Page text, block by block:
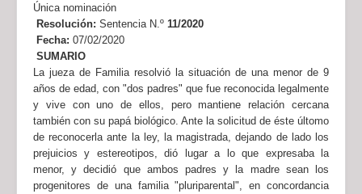
Única nominación
Resolución: Sentencia N.º 11/2020
Fecha: 07/02/2020
SUMARIO
La jueza de Familia resolvió la situación de una menor de 9
años de edad, con "dos padres" que fue reconocida legalmente
y vive con uno de ellos, pero mantiene relación cercana
también con su papá biológico. Ante la solicitud de éste últomo
de reconocerla ante la ley, la magistrada, dejando de lado los
prejuicios y estereotipos, dió lugar a lo que expresaba la
menor, y decidió que ambos padres y la madre sean los
progenitores de una familia "pluriparental", en concordancia